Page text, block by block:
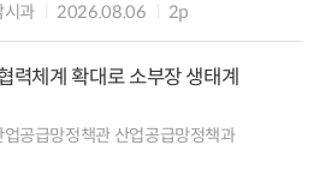
시과 2026.08.06 2p
력체계 확대로 소부장 생태계
공급망정책관 산업공급망정책과